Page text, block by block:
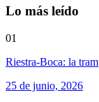
Lo más leído
01
Riestra-Boca: la
25 de junio, 2026